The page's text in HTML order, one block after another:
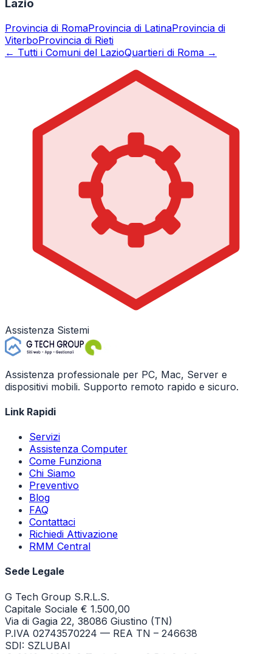
Lazio
Provincia di RomaProvincia di LatinaProvincia di
ViterboProvincia di Rieti
← Tutti i Comuni del LazioQuartieri di Roma →
Assistenza Sistemi
Assistenza professionale per PC, Mac, Server e
dispositivi mobili. Supporto remoto rapido e sicuro.
Link Rapidi
Servizi
Assistenza Computer
Come Funziona
Chi Siamo
Preventivo
Blog
FAQ
Contattaci
Richiedi Attivazione
RMM Central
Sede Legale
G Tech Group S.R.L.S.
Capitale Sociale € 1.500,00
Via di Gagia 22, 38086 Giustino (TN)
P.IVA 02743570224 — REA TN – 246638
SDI: SZLUBAI